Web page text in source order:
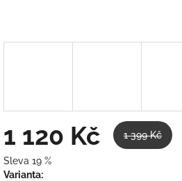
1 120 Kč 1 399 Kč
Sleva 19 %
Měrná
Varianta: